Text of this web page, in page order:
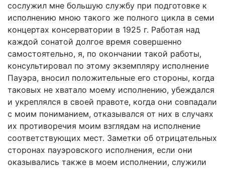
сослужил мне большую службу при подготовке к
исполнению мною такого же полного цикла в семи
концертах консерватории в 1925 г. Работая над
каждой сонатой долгое время совершенно
самостоятельно, я, по окончании такой работы,
консультировал по этому экземпляру исполнение
Пауэра, вносил положительные его стороны, когда
таковых не хватало моему исполнению, убеждался
и укреплялся в своей правоте, когда они совпадали
с моим пониманием, отказывался от них в случаях
их противоречия моим взглядам на исполнение
соответствующих мест. Заметки об отрицательных
сторонах пауэровского исполнения, если они
оказывались также в моем исполнении, служили